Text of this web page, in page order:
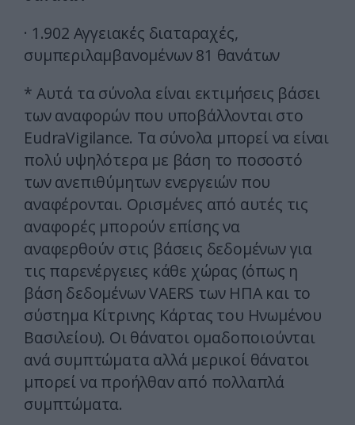
· 1.902 Αγγειακές διαταραχές,
συμπεριλαμβανομένων 81 θανάτων
* Αυτά τα σύνολα είναι εκτιμήσεις βάσει
των αναφορών που υποβάλλονται στο
EudraVigilance. Τα σύνολα μπορεί να είναι
πολύ υψηλότερα με βάση το ποσοστό
των ανεπιθύμητων ενεργειών που
αναφέρονται. Ορισμένες από αυτές τις
αναφορές μπορούν επίσης να
αναφερθούν στις βάσεις δεδομένων για
τις παρενέργειες κάθε χώρας (όπως η
βάση δεδομένων VAERS των ΗΠΑ και το
σύστημα Κίτρινης Κάρτας του Ηνωμένου
Βασιλείου). Οι θάνατοι ομαδοποιούνται
ανά συμπτώματα αλλά μερικοί θάνατοι
μπορεί να προήλθαν από πολλαπλά
συμπτώματα.